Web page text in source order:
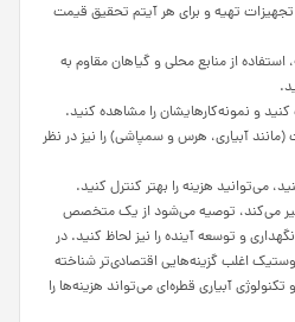
تهیه و برای هر آیتم تحقیق قیمت
از منابع محلی و گیاهان مقاوم به
و نمونه‌کارهایشان را مشاهده کنید.
آبیاری، هرس و سمپاشی) را نیز در نظر
می‌توانید هزینه را بهتر کنترل کنید.
می‌کند، توصیه می‌شود از یک متخصص
و توسعه آینده را نیز لحاظ کنید. در
اغلب گزینه‌هایی اقتصادی‌تر شناخته
آبیاری قطره‌ای می‌تواند هزینه‌ها را